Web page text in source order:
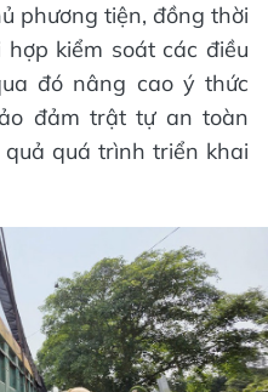
phương tiện, đồng thời
kiểm soát các điều
đó nâng cao ý thức
đảm trật tự an toàn
quá trình triển khai